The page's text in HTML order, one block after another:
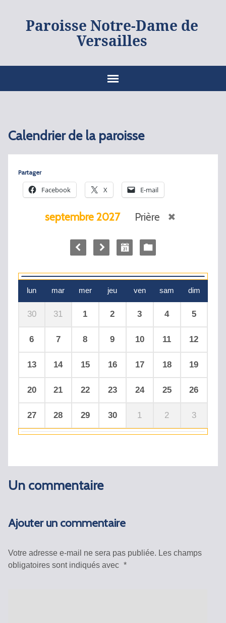
Paroisse Notre-Dame de
Versailles
Calendrier de la paroisse
Partager
Facebook X E-mail
septembre 2027 Prière
lun mar mer jeu ven sam dim
30 31 1 2 3 4 5
6 7 8 9 10 11 12
13 14 15 16 17 18 19
20 21 22 23 24 25 26
27 28 29 30 1 2 3
Un commentaire
Ajouter un commentaire
Votre adresse e-mail ne sera pas publiée. Les champs
obligatoires sont indiqués avec *